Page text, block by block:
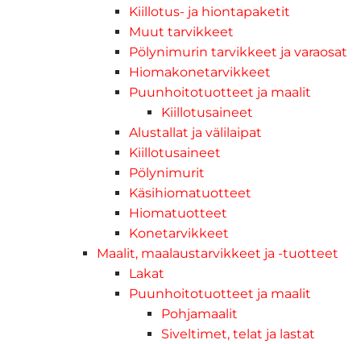
Kiillotus- ja hiontapaketit
Muut tarvikkeet
Pölynimurin tarvikkeet ja varaosat
Hiomakonetarvikkeet
Puunhoitotuotteet ja maalit
Kiillotusaineet
Alustallat ja välilaipat
Kiillotusaineet
Pölynimurit
Käsihiomatuotteet
Hiomatuotteet
Konetarvikkeet
Maalit, maalaustarvikkeet ja -tuotteet
Lakat
Puunhoitotuotteet ja maalit
Pohjamaalit
Siveltimet, telat ja lastat